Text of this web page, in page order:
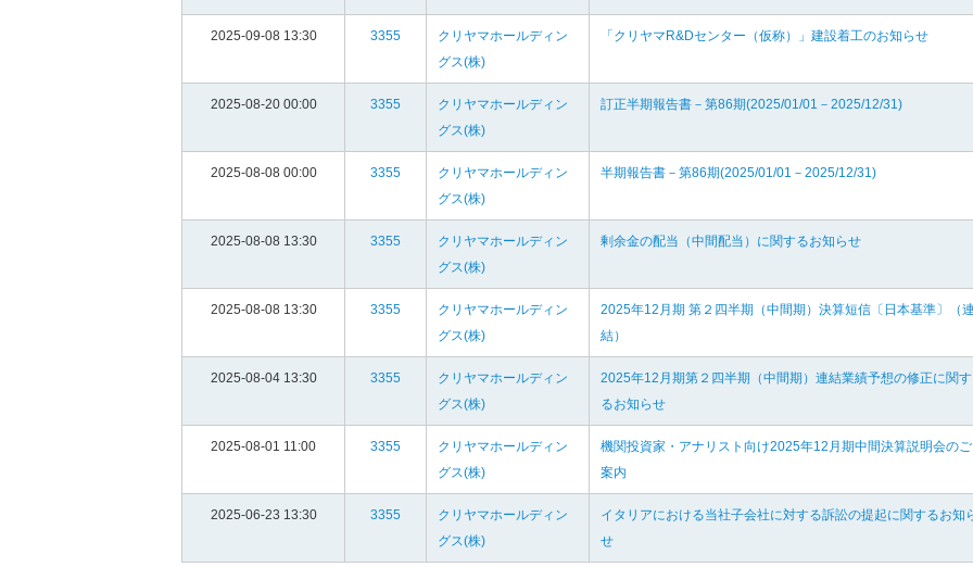
2025-09-08 13:30 3355
クリヤマホールディン
グス(株)
「クリヤマR&Dセンター（仮称）」建設着工のお知らせ
2025-08-20 00:00 3355
クリヤマホールディン
グス(株)
訂正半期報告書－第86期(2025/01/01－2025/12/31)
2025-08-08 00:00 3355
クリヤマホールディン
グス(株)
半期報告書－第86期(2025/01/01－2025/12/31)
2025-08-08 13:30 3355
クリヤマホールディン
グス(株)
剰余金の配当（中間配当）に関するお知らせ
2025-08-08 13:30 3355
クリヤマホールディン
グス(株)
2025年12月期 第２四半期（中間期）決算短信〔日本基準〕（
結）
2025-08-04 13:30 3355
クリヤマホールディン
グス(株)
2025年12月期第２四半期（中間期）連結業績予想の修正に関す
るお知らせ
2025-08-01 11:00 3355
クリヤマホールディン
グス(株)
機関投資家・アナリスト向け2025年12月期中間決算説明会のご
案内
2025-06-23 13:30 3355
クリヤマホールディン
グス(株)
イタリアにおける当社子会社に対する訴訟の提起に関するお知
せ